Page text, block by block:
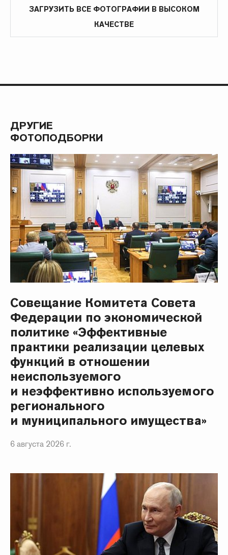
ЗАГРУЗИТЬ ВСЕ ФОТОГРАФИИ В ВЫСОКОМ
КАЧЕСТВЕ
ДРУГИЕ
ФОТОПОДБОРКИ
Совещание Комитета Совета
Федерации по экономической
политике «Эффективные
практики реализации целевых
функций в отношении
неиспользуемого
и неэффективно используемого
регионального
и муниципального имущества»
6 августа 2026 г.